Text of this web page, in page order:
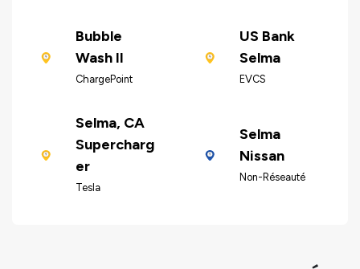
Bubble
Wash II
ChargePoint
US Bank
Selma
EVCS
Selma, CA
Supercharg
er
Tesla
Selma
Nissan
Non-Réseauté